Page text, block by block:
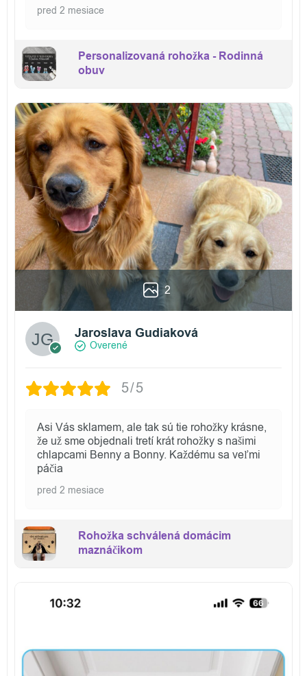
pred 2 mesiace
Personalizovaná rohožka - Rodinná
obuv
2
Jaroslava Gudiaková
Overené
5/5
Asi Vás sklamem, ale tak sú tie rohožky krásne,
že už sme objednali tretí krát rohožky s našimi
chlapcami Benny a Bonny. Každému sa veľmi
páčia
pred 2 mesiace
Rohožka schválená domácim
maznáčikom